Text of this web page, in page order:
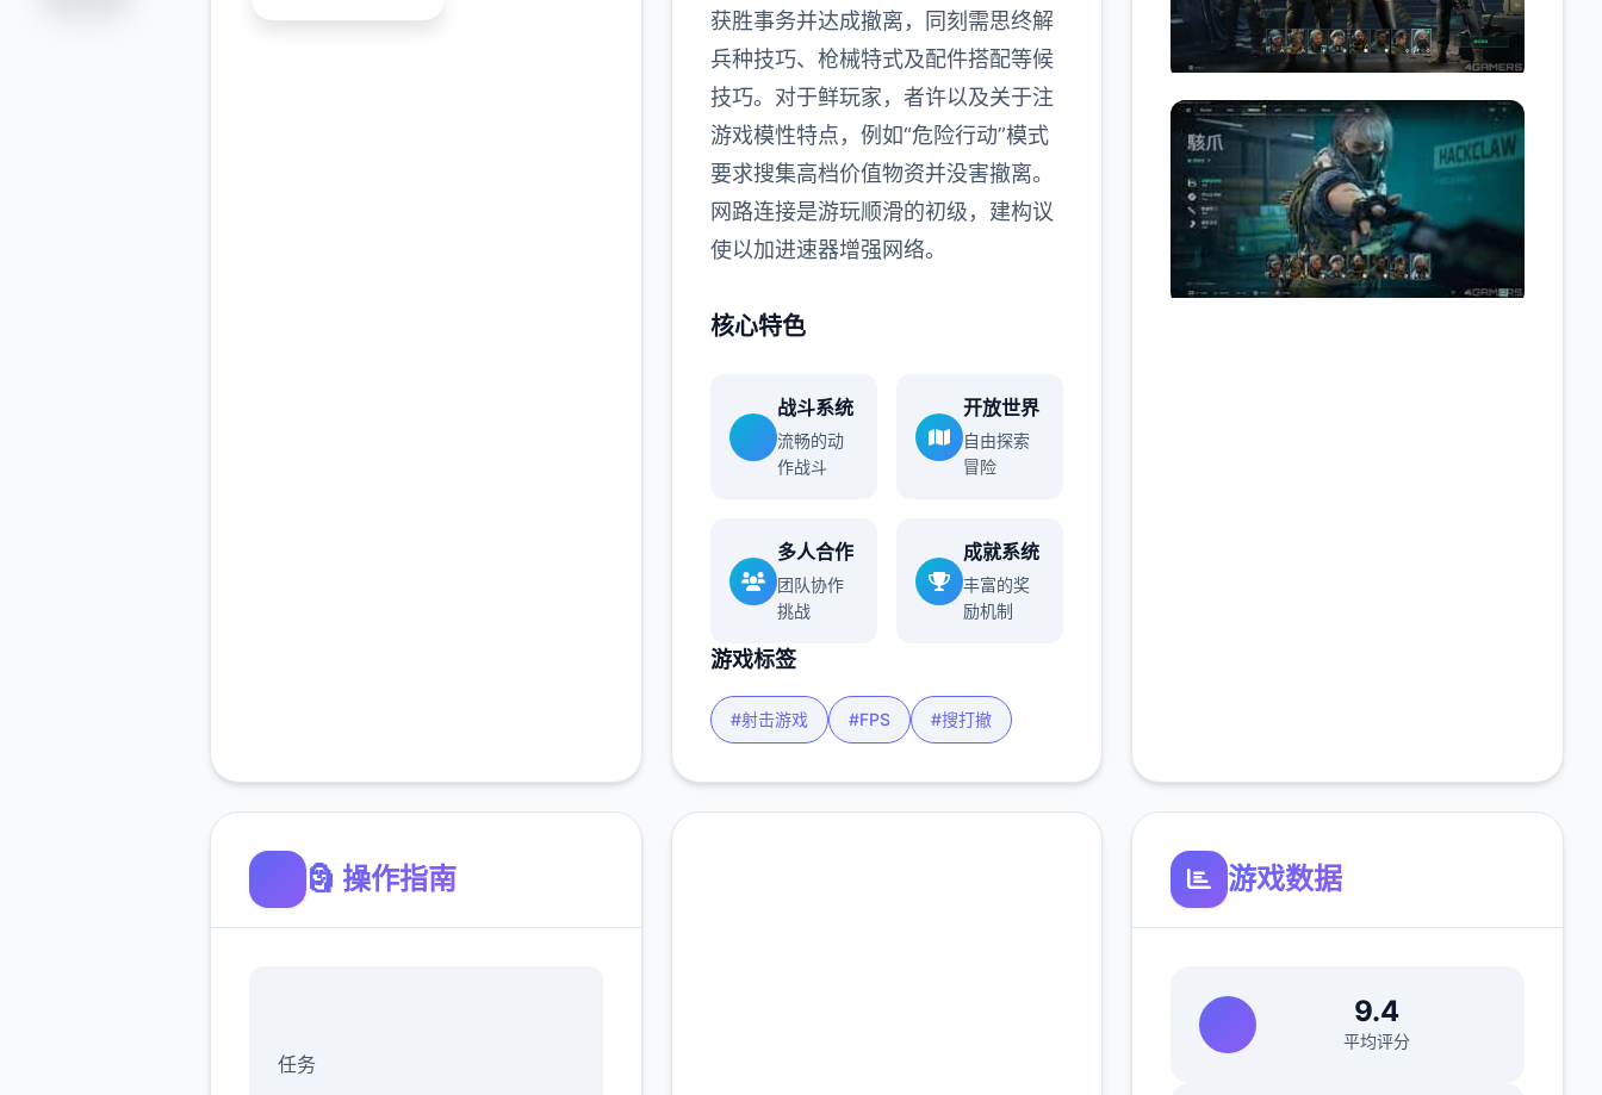
获胜事务并达成撤离，同刻需思终解
兵种技巧、枪械特式及配件搭配等候
技巧。对于鲜玩家，者许以及关于注
游戏模性特点，例如“危险行动”模式
要求搜集高档价值物资并没害撤离。
网路连接是游玩顺滑的初级，建构议
使以加进速器增强网络。
核心特色
战斗系统
流畅的动
作战斗
开放世界
自由探索
冒险
多人合作
团队协作
挑战
成就系统
丰富的奖
励机制
游戏标签
#射击游戏 #FPS #搜打撤
🗿 操作指南
任务
游戏数据
9.4
平均评分